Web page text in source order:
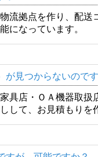
流拠点を作り、配
になっています。
が見つからないので
具店・ＯＡ機器取
して、お見積もりを